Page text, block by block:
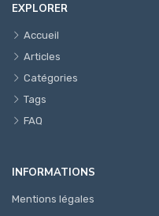
EXPLORER
Accueil
Articles
Catégories
Tags
FAQ
INFORMATIONS
Mentions légales